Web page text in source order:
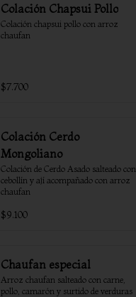
Colación Chapsui Pollo
Colación chapsui pollo con arroz
chaufan
$7.700
Colación Cerdo
Mongoliano
Colación de Cerdo Asado salteado con
cebollín y ají acompañado con arroz
chaufan
$9.100
Chaufan especial
Arroz chaufan salteado con carne,
pollo, camarón y surtido de verduras